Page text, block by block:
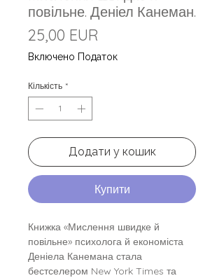
повільне. Деніел Канеман.
25,00 EUR
Включено Податок
Кількість *
Додати у кошик
Купити
Книжка «Мислення швидке й
повільне» психолога й економіста
Деніела Канемана стала
бестселером New York Times та